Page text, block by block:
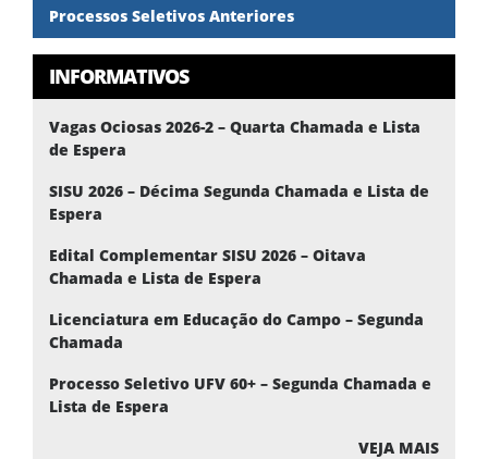
Processos Seletivos Anteriores
INFORMATIVOS
Vagas Ociosas 2026-2 – Quarta Chamada e Lista
de Espera
SISU 2026 – Décima Segunda Chamada e Lista de
Espera
Edital Complementar SISU 2026 – Oitava
Chamada e Lista de Espera
Licenciatura em Educação do Campo – Segunda
Chamada
Processo Seletivo UFV 60+ – Segunda Chamada e
Lista de Espera
VEJA MAIS